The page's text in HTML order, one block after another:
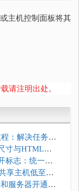
主机控制面板将其
请注明出处。
程：解决任务积
寸与HTML添
标志：统一支
享主机低至
服务器开通更